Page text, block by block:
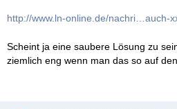
http://www.ln-online.de/nachri…auch-
Scheint ja eine saubere Lösung zu
ziemlich eng wenn man das so auf den